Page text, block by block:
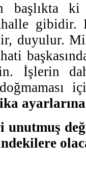
başlıkta ki
gibidir.
duyulur.
İşlerin
unutmuş